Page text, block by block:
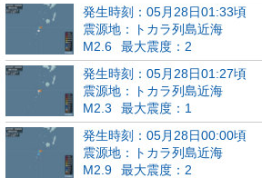
発生時刻：05月28日01:33頃
震源地：トカラ列島近海
M2.6
最大震度：2
発生時刻：05月28日01:27頃
震源地：トカラ列島近海
M2.3
最大震度：1
発生時刻：05月28日00:00頃
震源地：トカラ列島近海
M2.9
最大震度：2